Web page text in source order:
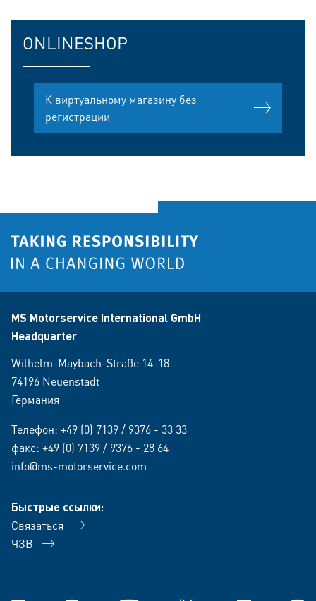
ONLINESHOP
К виртуальному магазину без
регистрации
MS Motorservice International GmbH
Headquarter
Wilhelm-Maybach-Straße 14-18
74196 Neuenstadt
Германия
Телефон: +49 (0) 7139 / 9376 - 33 33
факс: +49 (0) 7139 / 9376 - 28 64
info@ms-motorservice.com
Быстрые ссылки:
Связаться
ЧЗВ